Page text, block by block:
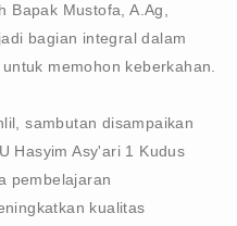
Bapak Mustofa, A.Ag,
bagian integral dalam
memohon keberkahan.
sambutan disampaikan
Hasyim Asy'ari 1 Kudus
pembelajaran
kualitas